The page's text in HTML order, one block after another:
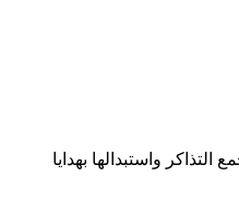
واستبدالها بهدايا